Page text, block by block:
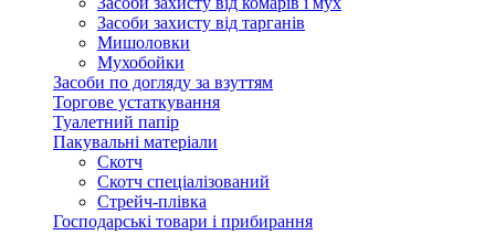
Засоби захисту від тарганів
Мишоловки
Мухобойки
Засоби по догляду за взуттям
Торгове устаткування
Туалетний папір
Пакувальні матеріали
Скотч
Скотч спеціалізований
Стрейч-плівка
Господарські товари і прибирання